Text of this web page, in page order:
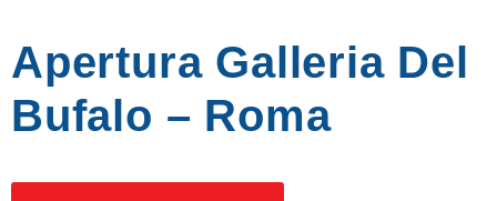
Apertura Galleria Del
Bufalo – Roma